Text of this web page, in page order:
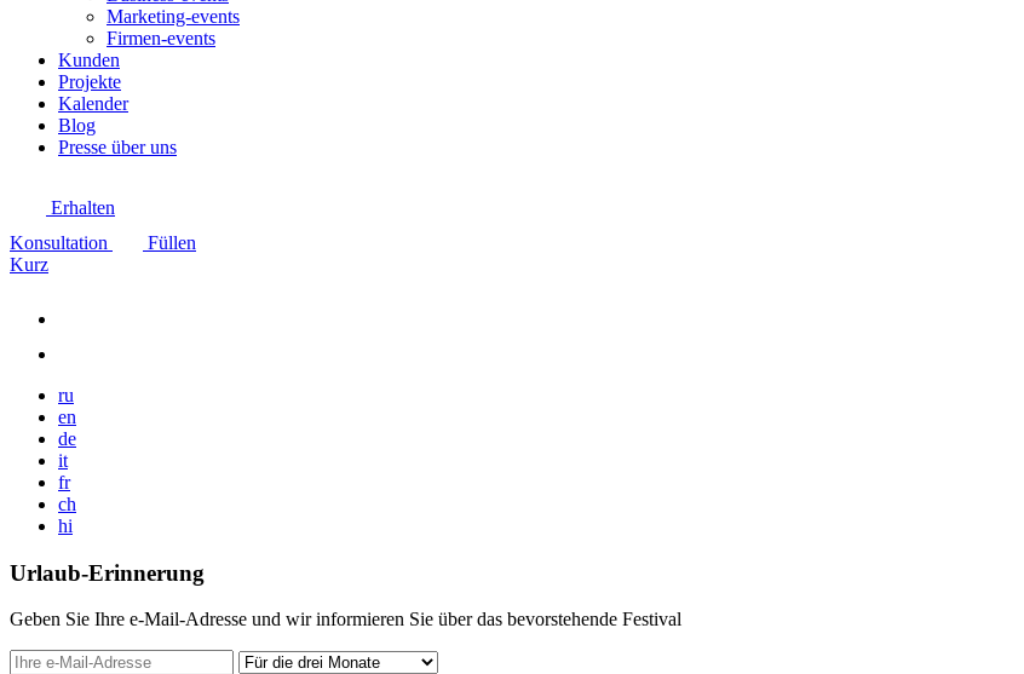
Marketing-events
Firmen-events
Kunden
Projekte
Kalender
Blog
Presse über uns
Erhalten
Konsultation
Füllen
Kurz
ru
en
de
it
fr
ch
hi
Urlaub-Erinnerung
Geben Sie Ihre e-Mail-Adresse und wir informieren Sie über das bevorstehende Festival